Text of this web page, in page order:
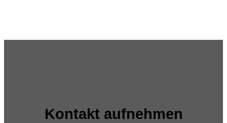
Kontakt aufnehmen